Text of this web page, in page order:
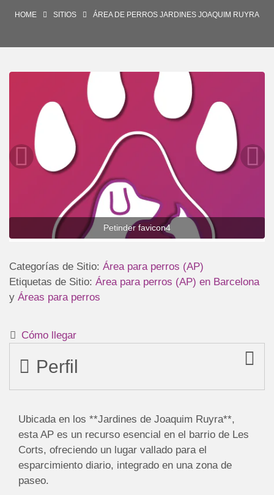
HOME SITIOS ÁREA DE PERROS JARDINES JOAQUIM RUYRA
Petinder favicon4
Categorías de Sitio: Área para perros (AP)
Etiquetas de Sitio: Área para perros (AP) en Barcelona
y Áreas para perros
Cómo llegar
Perfil
Ubicada en los **Jardines de Joaquim Ruyra**,
esta AP es un recurso esencial en el barrio de Les
Corts, ofreciendo un lugar vallado para el
esparcimiento diario, integrado en una zona de
paseo.